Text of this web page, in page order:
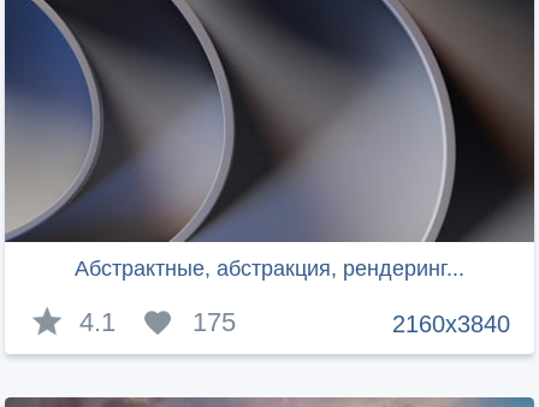
Абстрактные, абстракция, рендеринг...
2160x3840
4.1 175